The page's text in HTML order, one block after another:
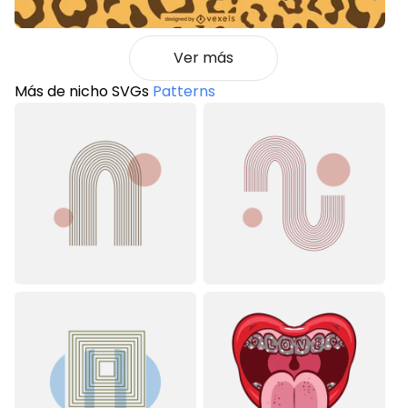
Ver más
Más de nicho SVGs Patterns